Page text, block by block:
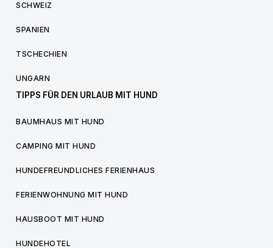
SCHWEIZ
SPANIEN
TSCHECHIEN
UNGARN
TIPPS FÜR DEN URLAUB MIT HUND
BAUMHAUS MIT HUND
CAMPING MIT HUND
HUNDEFREUNDLICHES FERIENHAUS
FERIENWOHNUNG MIT HUND
HAUSBOOT MIT HUND
HUNDEHOTEL